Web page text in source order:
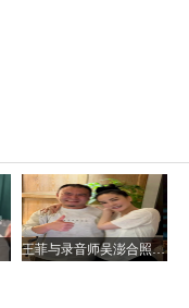
王菲与录音师吴澎合照曝光，56岁状态惊艳引热议